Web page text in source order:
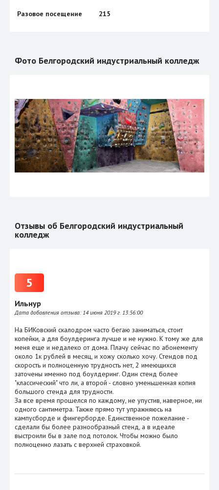
Разовое посещение 215
Фото Белгородский индустриальный колледж
Отзывы об Белгородский индустриальный
колледж
Ильнур
Дата добавления отзыва:14 июня 2019 г. 13:56:00
5
На БИКовский скалодром часто бегаю заниматься, стоит
копейки, а для боулдеринга лучше и не нужно. К тому же для
меня еще и недалеко от дома. Плачу сейчас по абонементу
около 1к рублей в месяц, и хожу сколько хочу. Стендов под
скорость и полноценную трудность нет, 2 имеющихся
заточены именно под боулдеринг. Один стенд более
"классический" что ли, а второй - словно уменьшенная копия
большого стенда для трудности.
За все время прошелся по каждому, не упустив, наверное, ни
одного сантиметра. Также прямо тут упражняюсь на
кампусборде и фингерборде. Единственное пожелание -
сделали бы более разнообразный стенд, а в идеале
выстроили бы в зале под потолок. Чтобы можно было
полноценно лазать с верхней страховкой.